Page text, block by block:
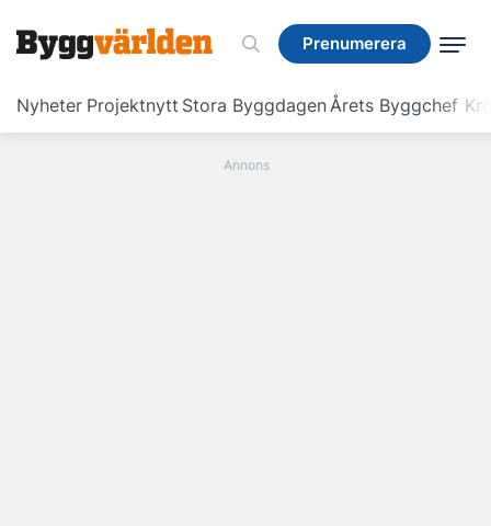
Prenumerera
Nyheter Projektnytt Stora ByggdagenÅrets Byggchef
Prenumerera